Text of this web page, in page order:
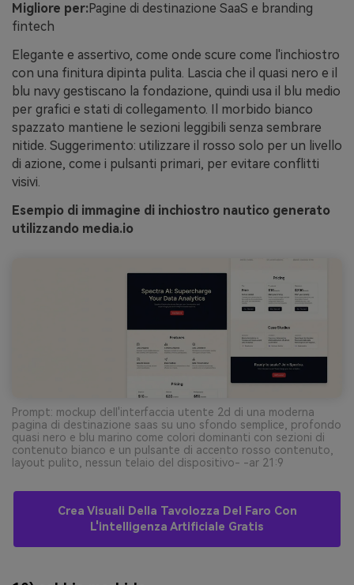
Migliore per:Pagine di destinazione SaaS e branding
fintech
Elegante e assertivo, come onde scure come l'inchiostro
con una finitura dipinta pulita. Lascia che il quasi nero e il
blu navy gestiscano la fondazione, quindi usa il blu medio
per grafici e stati di collegamento. Il morbido bianco
spazzato mantiene le sezioni leggibili senza sembrare
nitide. Suggerimento: utilizzare il rosso solo per un livello
di azione, come i pulsanti primari, per evitare conflitti
visivi.
Esempio di immagine di inchiostro nautico generato
utilizzando media.io
Prompt: mockup dell'interfaccia utente 2d di una moderna
pagina di destinazione saas su uno sfondo semplice, profondo
quasi nero e blu marino come colori dominanti con sezioni di
contenuto bianco e un pulsante di accento rosso contenuto,
layout pulito, nessun telaio del dispositivo- -ar 21:9
Crea Visuali Della Tavolozza Del Faro Con
L'intelligenza Artificiale Gratis